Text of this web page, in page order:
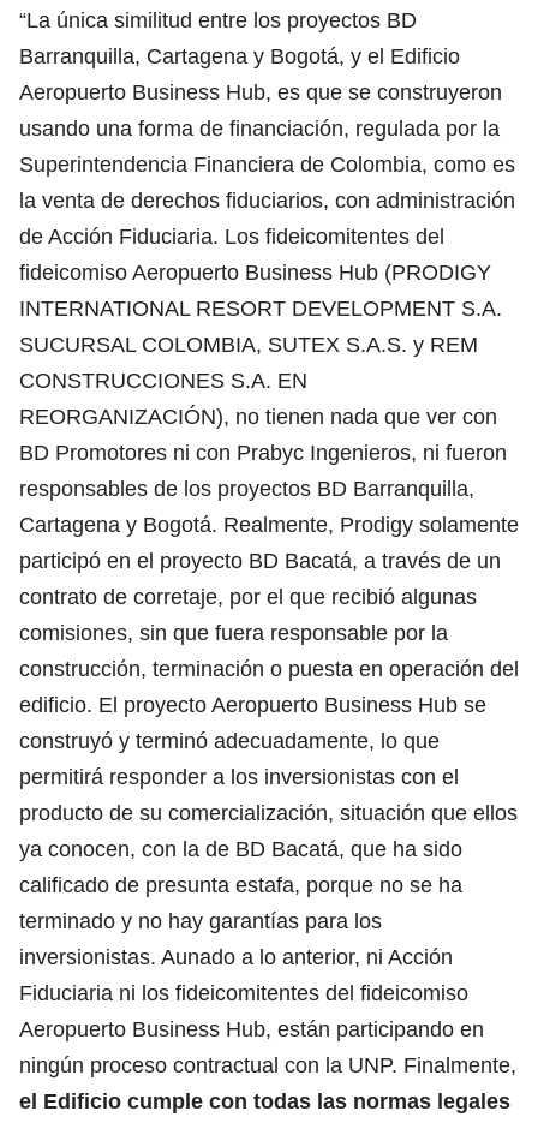
“La única similitud entre los proyectos BD
Barranquilla, Cartagena y Bogotá, y el Edificio
Aeropuerto Business Hub, es que se construyeron
usando una forma de financiación, regulada por la
Superintendencia Financiera de Colombia, como es
la venta de derechos fiduciarios, con administración
de Acción Fiduciaria. Los fideicomitentes del
fideicomiso Aeropuerto Business Hub (PRODIGY
INTERNATIONAL RESORT DEVELOPMENT S.A.
SUCURSAL COLOMBIA, SUTEX S.A.S. y REM
CONSTRUCCIONES S.A. EN
REORGANIZACIÓN), no tienen nada que ver con
BD Promotores ni con Prabyc Ingenieros, ni fueron
responsables de los proyectos BD Barranquilla,
Cartagena y Bogotá. Realmente, Prodigy solamente
participó en el proyecto BD Bacatá, a través de un
contrato de corretaje, por el que recibió algunas
comisiones, sin que fuera responsable por la
construcción, terminación o puesta en operación del
edificio. El proyecto Aeropuerto Business Hub se
construyó y terminó adecuadamente, lo que
permitirá responder a los inversionistas con el
producto de su comercialización, situación que ellos
ya conocen, con la de BD Bacatá, que ha sido
calificado de presunta estafa, porque no se ha
terminado y no hay garantías para los
inversionistas. Aunado a lo anterior, ni Acción
Fiduciaria ni los fideicomitentes del fideicomiso
Aeropuerto Business Hub, están participando en
ningún proceso contractual con la UNP. Finalmente,
el Edificio cumple con todas las normas legales